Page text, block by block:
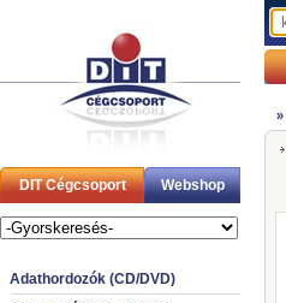
DIT Cégcsoport Webshop
Adathordozók (CD/DVD)
»